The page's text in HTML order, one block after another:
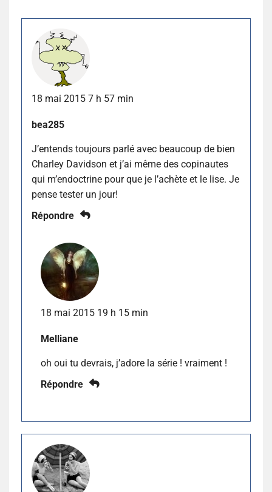
18 mai 2015 7 h 57 min
bea285
J’entends toujours parlé avec beaucoup de bien
Charley Davidson et j’ai même des copinautes
qui m’endoctrine pour que je l’achète et le lise. Je
pense tester un jour!
Répondre
18 mai 2015 19 h 15 min
Melliane
oh oui tu devrais, j’adore la série ! vraiment !
Répondre